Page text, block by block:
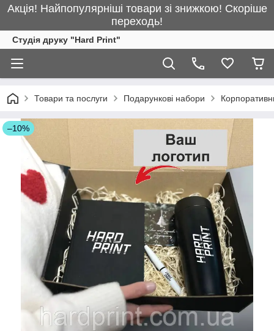
Акція! Найпопулярніші товари зі знижкою! Скоріше
переходь!
Студія друку "Hard Print"
Товари та послуги Подарункові набори
–10%